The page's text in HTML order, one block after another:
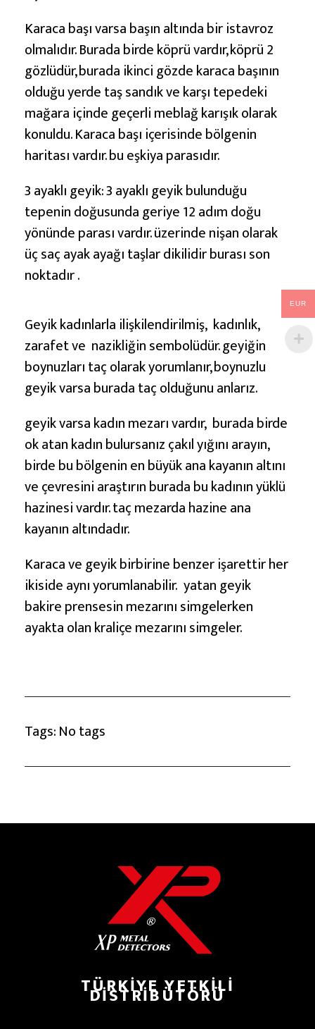
Karaca başı varsa başın altında bir istavroz
olmalıdır. Burada birde köprü vardır, köprü 2
gözlüdür, burada ikinci gözde karaca başının
olduğu yerde taş sandık ve karşı tepedeki
mağara içinde geçerli meblağ karışık olarak
konuldu. Karaca başı içerisinde bölgenin
haritası vardır. bu eşkiya parasıdır.
3 ayaklı geyik: 3 ayaklı geyik bulunduğu
tepenin doğusunda geriye 12 adım doğu
yönünde parası vardır. üzerinde nişan olarak
üç saç ayak ayağı taşlar dikilidir burası son
noktadır .
Geyik kadınlarla ilişkilendirilmiş, kadınlık,
zarafet ve nazikliğin sembolüdür. geyiğin
boynuzları taç olarak yorumlanır, boynuzlu
geyik varsa burada taç olduğunu anlarız.
geyik varsa kadın mezarı vardır, burada birde
ok atan kadın bulursanız çakıl yığını arayın,
birde bu bölgenin en büyük ana kayanın altını
ve çevresini araştırın burada bu kadının yüklü
hazinesi vardır. taç mezarda hazine ana
kayanın altındadır.
Karaca ve geyik birbirine benzer işarettir her
ikiside aynı yorumlanabilir. yatan geyik
bakire prensesin mezarını simgelerken
ayakta olan kraliçe mezarını simgeler.
Tags: No tags
TÜRKIYE YETKILI
DISTRIBÜTÖRÜ
EUR